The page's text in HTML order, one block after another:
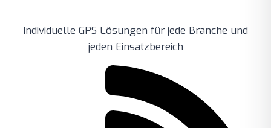
Individuelle GPS Lösungen für jede Branche und
jeden Einsatzbereich